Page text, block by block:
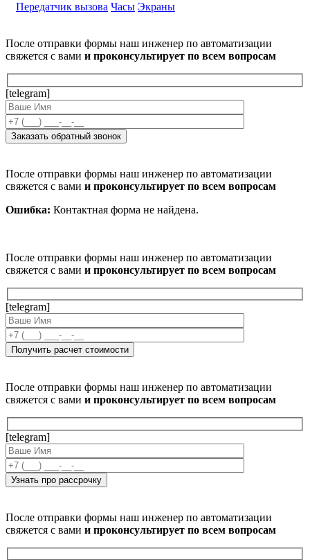
Передатчик вызова Часы Экраны
После отправки формы наш инженер по автоматизации
свяжется с вами и проконсультирует по всем вопросам
[telegram]
После отправки формы наш инженер по автоматизации
свяжется с вами и проконсультирует по всем вопросам
Ошибка: Контактная форма не найдена.
После отправки формы наш инженер по автоматизации
свяжется с вами и проконсультирует по всем вопросам
[telegram]
После отправки формы наш инженер по автоматизации
свяжется с вами и проконсультирует по всем вопросам
[telegram]
После отправки формы наш инженер по автоматизации
свяжется с вами и проконсультирует по всем вопросам